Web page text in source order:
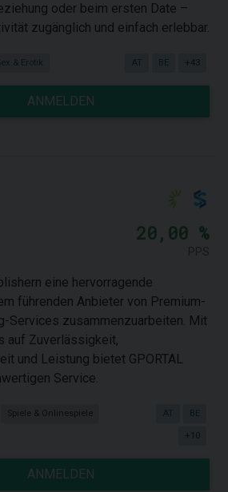
oder beim ersten Date –
zugänglich und einfach erlebbar.
& Erotik AT BE +43
ANMELDEN
20,00 %
eine hervorragende
führenden Anbieter von Premium-
Services zusammenzuarbeiten. Mit
auf Zuverlässigkeit,
und Leistung bietet GPORTAL
Service.
Spiele & Onlinespiele AT BE
+10
ANMELDEN